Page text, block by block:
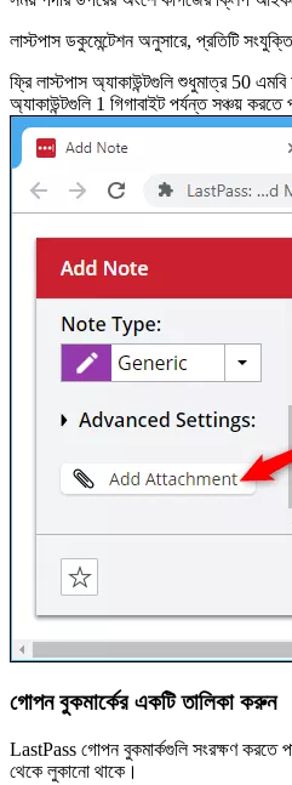
লাস্টপাস ডকুমেন্টেশন অনুসারে, প্রতিটি
ফ্রি লাস্টপাস অ্যাকাউন্টগুলি শুধুমাত্র 50
অ্যাকাউন্টগুলি 1 গিগাবাইট পর্যন্ত সঞ্চয় করতে
গোপন বুকমার্কের একটি তালিকা করুন
LastPass গোপন বুকমার্কগুলি সংরক্ষণ করতে
থেকে লুকানো থাকে।